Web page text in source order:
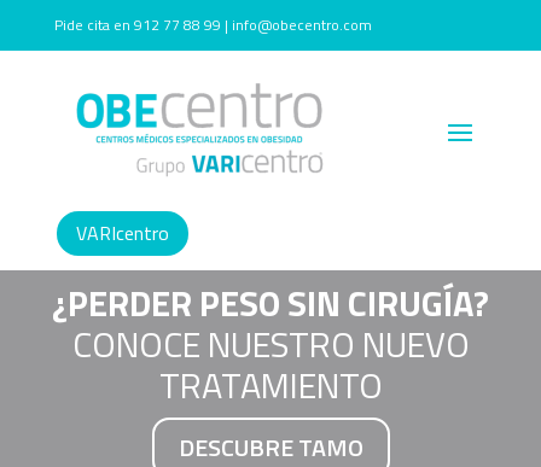
Pide cita en 912 77 88 99 | info@obecentro.com
VARIcentro
¿PERDER PESO SIN CIRUGÍA?
CONOCE NUESTRO NUEVO
TRATAMIENTO
DESCUBRE TAMO